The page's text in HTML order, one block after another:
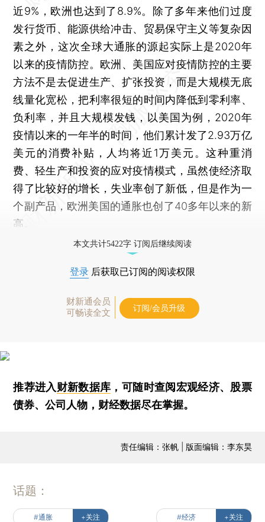
近9%，欧洲也达到了8.9%。除了多年来他们过度
发行货币、能源供给冲击、贸易保守主义等复杂因
素之外，这次全球大通胀的源起实际上是2020年
以来的疫情防控。欧洲、美国应对疫情防控的主要
方法不是去促进生产、扩张投资，而是大规模无底
线量化宽松，把利率很短的时间内降低到零利率、
负利率，并且大规模发钱，以美国为例，2020年
疫情以来的一年半的时间，他们累计发了2.93万亿
美元的消费补贴，人均将近1万美元。这种重消
费、轻生产和投资的应对疫情模式，虽然使经济取
得了比较好的增长，失业率创了新低，但是作为一
个副产品，欧洲美国的通胀也创了40多年以来的新
高。
本文共计5422字 订阅后继续阅读
登录 后获取已订阅的阅读权限
财新通会员
可畅读全文
订阅/会员升级
推荐进入财新数据库 ，可随时查阅宏观经济、股票
债券、公司人物，财经数据尽在掌握。
责任编辑：张帆 | 版面编辑：李东昊
话题：
#通胀 +关注 #经济 +关注